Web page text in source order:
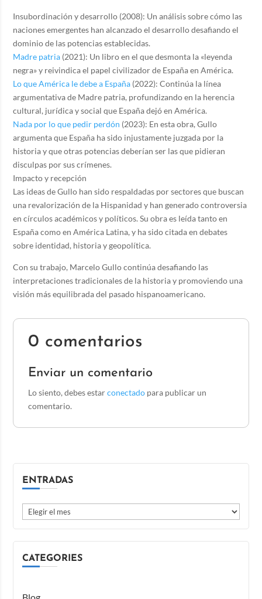
Insubordinación y desarrollo (2008): Un análisis sobre cómo las
naciones emergentes han alcanzado el desarrollo desafiando el
dominio de las potencias establecidas.
Madre patria (2021): Un libro en el que desmonta la «leyenda
negra» y reivindica el papel civilizador de España en América.
Lo que América le debe a España (2022): Continúa la línea
argumentativa de Madre patria, profundizando en la herencia
cultural, jurídica y social que España dejó en América.
Nada por lo que pedir perdón (2023): En esta obra, Gullo
argumenta que España ha sido injustamente juzgada por la
historia y que otras potencias deberían ser las que pidieran
disculpas por sus crímenes.
Impacto y recepción
Las ideas de Gullo han sido respaldadas por sectores que buscan
una revalorización de la Hispanidad y han generado controversia
en círculos académicos y políticos. Su obra es leída tanto en
España como en América Latina, y ha sido citada en debates
sobre identidad, historia y geopolítica.
Con su trabajo, Marcelo Gullo continúa desafiando las
interpretaciones tradicionales de la historia y promoviendo una
visión más equilibrada del pasado hispanoamericano.
0 comentarios
Enviar un comentario
Lo siento, debes estarconectado para publicar un
comentario.
ENTRADAS
CATEGORIES
Blog